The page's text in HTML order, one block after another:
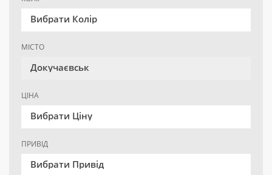
Вибрати Колір
МІСТО
Докучаєвськ
ЦІНА
Вибрати Ціну
ПРИВІД
Вибрати Привід